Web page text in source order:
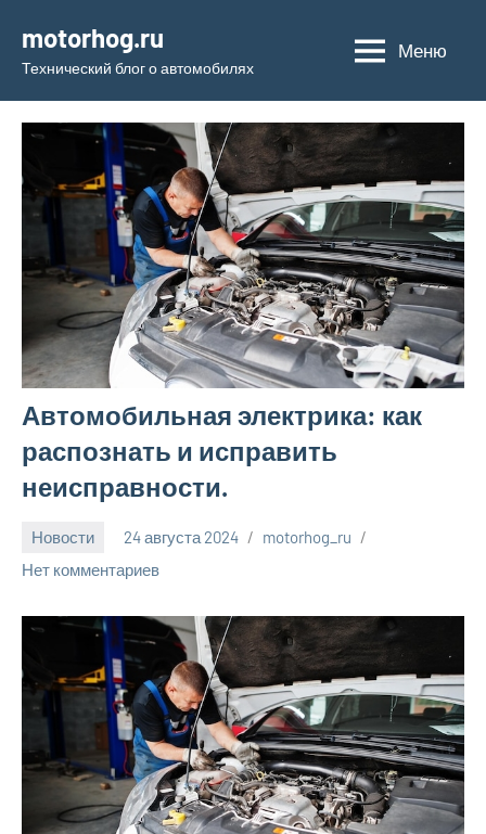
содержимому
motorhog.ru
Технический блог о автомобилях
Меню
Автомобильная электрика: как
распознать и исправить
неисправности.
Новости 24 августа 2024
motorhog_ru
Нет комментариев